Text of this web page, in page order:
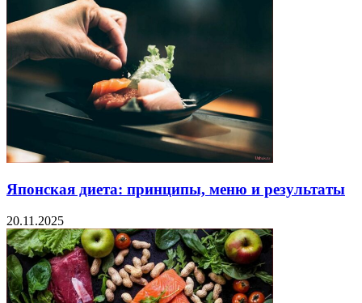
Японская диета: принципы, меню и результаты
20.11.2025